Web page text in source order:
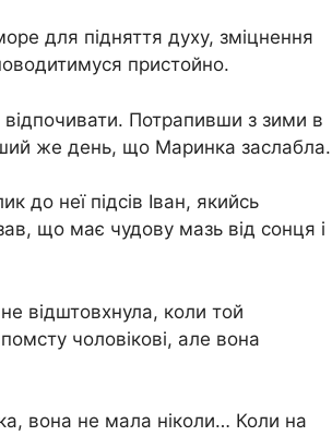
для підняття духу, зміцнення
пристойно.
відпочивати. Потрапивши з зими в
же день, що Маринка заслабла.
до неї підсів Іван, якийсь
що має чудову мазь від сонця і
відштовхнула, коли той
чоловікові, але вона
вона не мала ніколи… Коли на